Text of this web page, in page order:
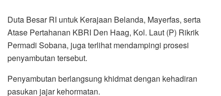
Duta Besar RI untuk Kerajaan Belanda, Mayerfas, serta
Atase Pertahanan KBRI Den Haag, Kol. Laut (P) Rikrik
Permadi Sobana, juga terlihat mendampingi prosesi
penyambutan tersebut.
Penyambutan berlangsung khidmat dengan kehadiran
pasukan jajar kehormatan.